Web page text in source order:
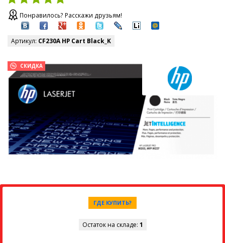
Понравилось? Расскажи друзьям!
Артикул: CF230A HP Cart Black_K
СКИДКА
ГДЕ КУПИТЬ?
Остаток на складе: 1